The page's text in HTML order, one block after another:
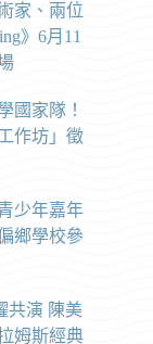
家、兩位
》6月11
國家隊！
作坊」徵
少年嘉年
鄉學校參
共演 陳美
姆斯經典